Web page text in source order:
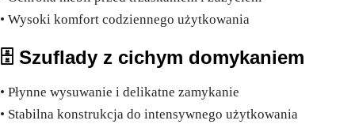
• Wysoki komfort codziennego użytkowania
🗄️ Szuflady z cichym domykaniem
• Płynne wysuwanie i delikatne zamykanie
• Stabilna konstrukcja do intensywnego użytkowania